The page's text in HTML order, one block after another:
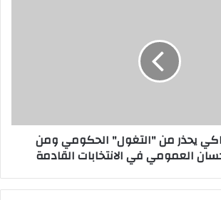
يحذر من "التغول" الحكومي ومن
العمومي في الانتخابات القادمة